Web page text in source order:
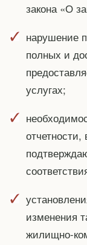
закона «О
нарушение
полных и
услугах;
изменения
жилищно-